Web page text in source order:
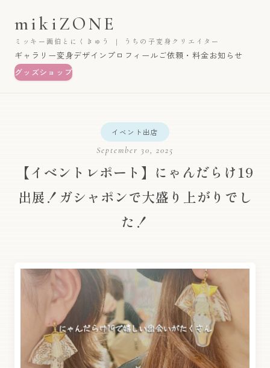
mikiZONE
ミッキー画伯とにくきゅう ｜ うちの子変身クリエイター
ギャラリー変身デザイン プロフィールご依頼・料金お知らせ
グッズショップ
イベント出店
September 30, 2025
【イベントレポート】にゃんだらけ19
出展！ガシャポンで大盛り上がりでし
た！